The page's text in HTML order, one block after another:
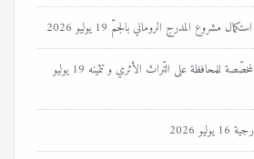
19 يوليو 2026
للمحافظة على التّراث الأثري و تثمينه
19 يوليو
16 يوليو 2026